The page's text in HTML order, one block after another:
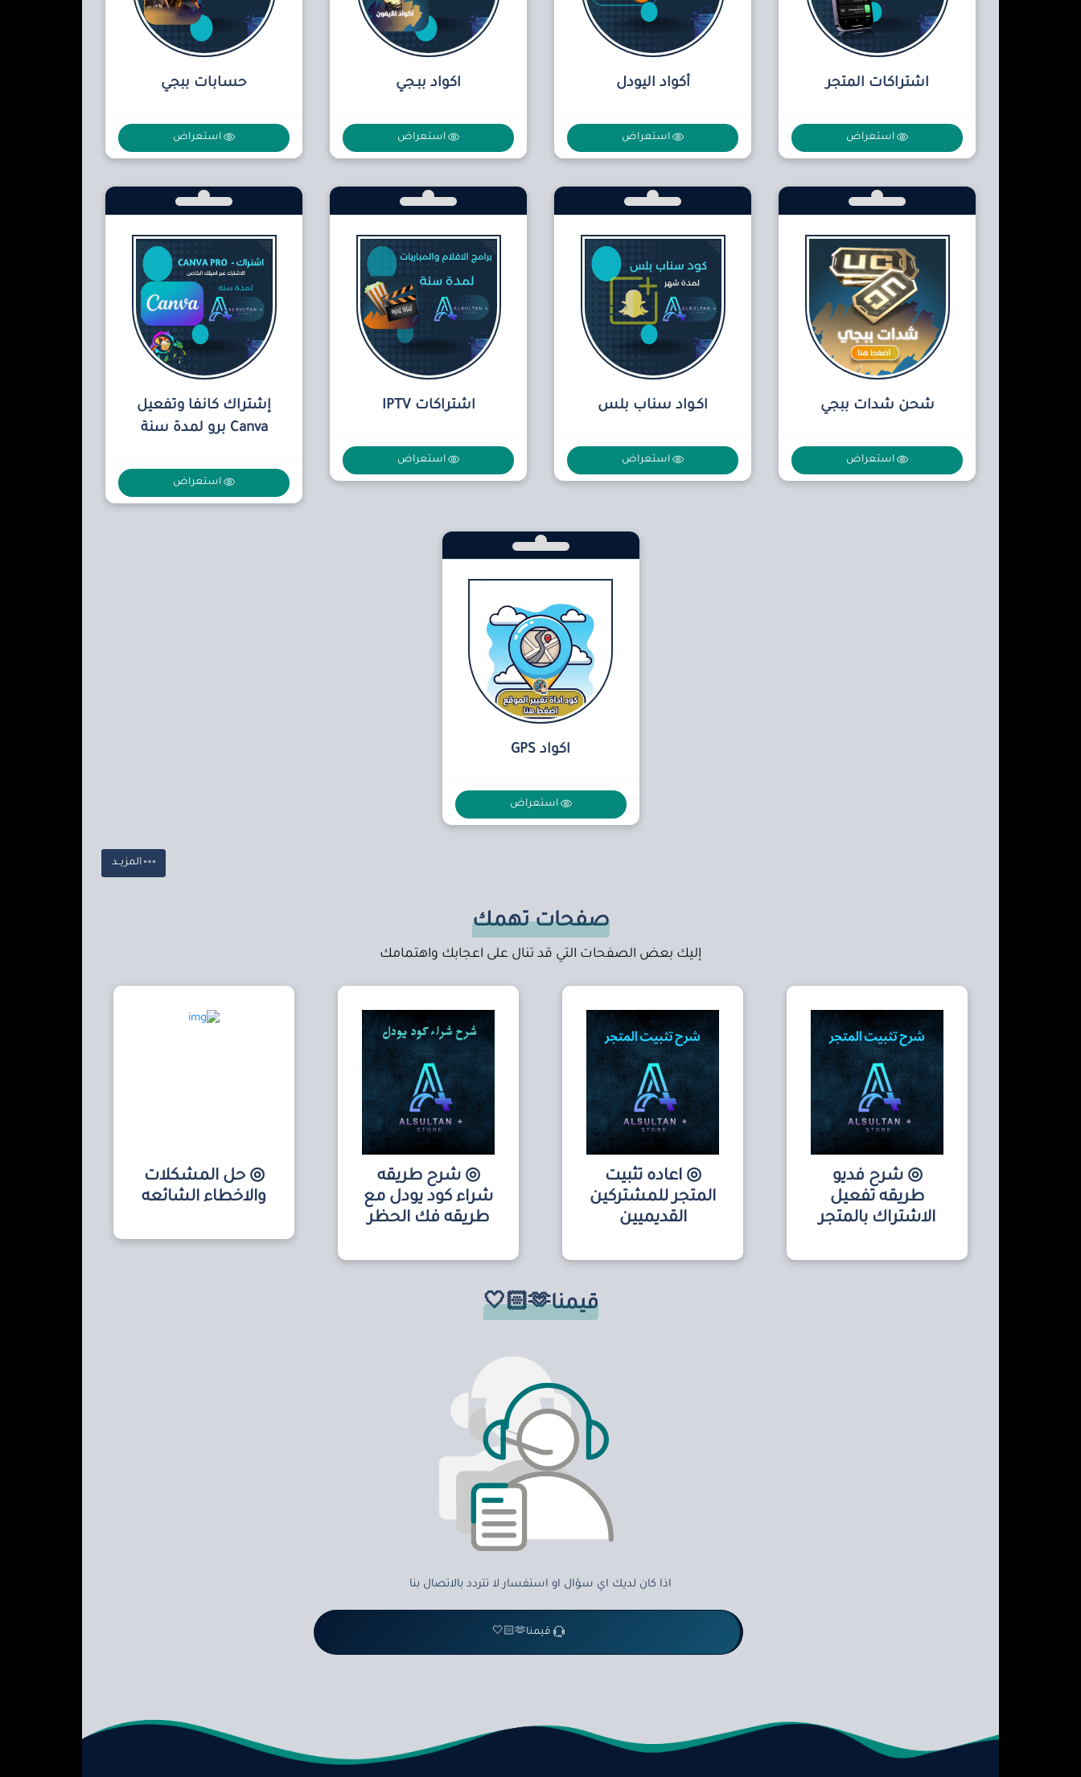
اشتراكات المتجر
استعراض
أكواد اليودل
استعراض
اكواد ببـجي
استعراض
حسابات ببجي
استعراض
شحن شدات ببجي
استعراض
اكـواد سناب بلس
استعراض
اشتراكات IPTV
استعراض
إشتراك كانفا وتفعيل
Canva برو لمدة سنة
استعراض
اكواد GPS
استعراض
المزيــد
صفحات تهمك
إليك بعض الصفحات التي قد تنال على اعجابك واهتمامك
◎ شرح فديو
طريقه تفعيل
الاشتراك بالمتجر
◎ اعاده تثبيت
المتجر للمشتركين
القديميين
◎ شرح طريقه
شراء كود يودل مع
طريقه فك الحظر
◎ حل المشكلات
والاخطاء الشائعه
قيمنا🫶🏻🤍
اذا كان لديك اي سؤال او استفسار لا تتردد بالاتصال بنا
قيمنا🫶🏻🤍